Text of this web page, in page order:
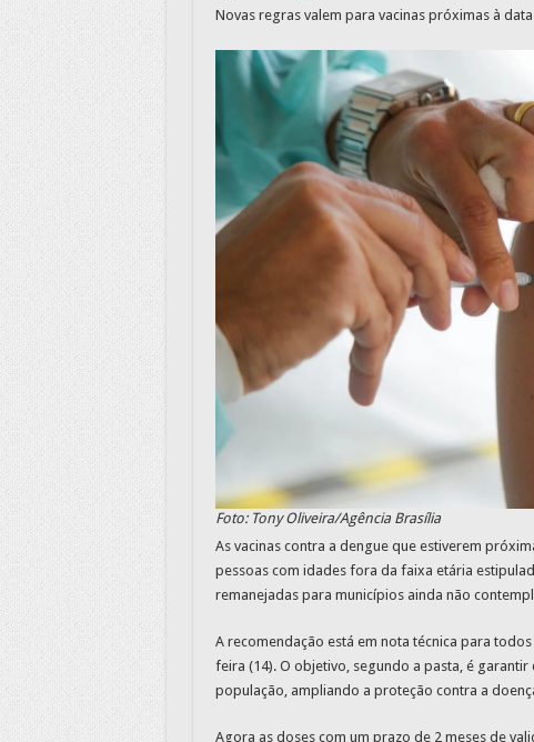
Novas regras valem para vacinas próximas à
Foto: Tony Oliveira/Agência Brasília
As vacinas contra a dengue que estiverem
pessoas com idades fora da faixa etária
remanejadas para municípios ainda não
A recomendação está em nota técnica para
feira (14). O objetivo, segundo a pasta, é
população, ampliando a proteção contra a
Agora as doses com um prazo de 2 meses de